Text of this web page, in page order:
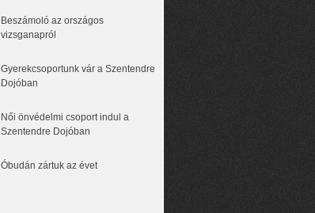
Beszámoló az országos
vizsganapról
Gyerekcsoportunk vár a Szentendre
Dojóban
Női önvédelmi csoport indul a
Szentendre Dojóban
Óbudán zártuk az évet